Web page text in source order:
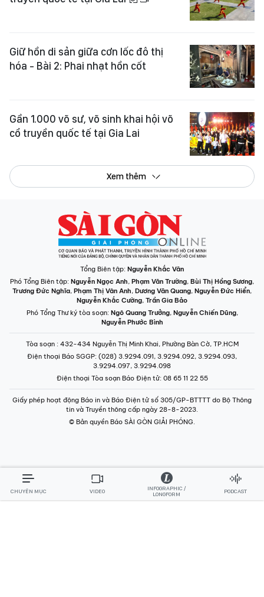
Giữ hồn di sản giữa cơn lốc đô thị
hóa - Bài 2: Phai nhạt hồn cốt
Gần 1.000 võ sư, võ sinh khai hội võ
cổ truyền quốc tế tại Gia Lai
Xem thêm
Tổng Biên tập: Nguyễn Khắc Văn
Phó Tổng Biên tập: Nguyễn Ngọc Anh, Phạm Văn Trường, Bùi Thị Hồng Sương,
Trương Đức Nghĩa, Phạm Thị Vân Anh, Dương Văn Quang, Nguyễn Đức Hiển,
Nguyễn Khắc Cường, Trần Gia Bảo
Phó Tổng Thư ký tòa soạn: Ngô Quang Trưởng, Nguyễn Chiến Dũng,
Nguyễn Phước Bình
Tòa soạn : 432-434 Nguyễn Thị Minh Khai, Phường Bàn Cờ, TP.HCM
Điện thoại Báo SGGP: (028) 3.9294.091, 3.9294.092, 3.9294.093,
3.9294.097, 3.9294.098
Điện thoại Tòa soạn Báo Điện tử: 08 65 11 22 55
Giấy phép hoạt động Báo in và Báo Điện tử số 305/GP-BTTTT do Bộ Thông
tin và Truyền thông cấp ngày 28-8-2023.
© Bản quyền Báo SÀI GÒN GIẢI PHÓNG.
CHUYÊN MỤC VIDEO
INFOGRAPHIC /
LONGFORM
PODCAST